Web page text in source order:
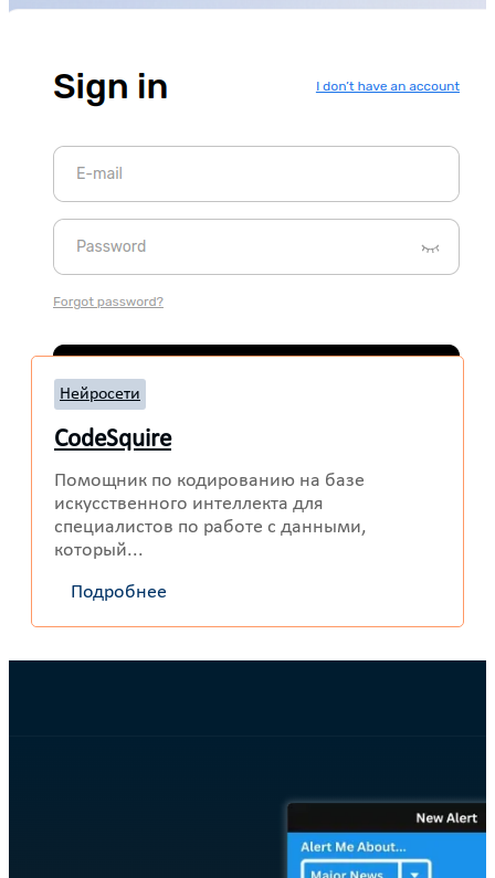
Нейросети
CodeSquire
Помощник по кодированию на базе
искусственного интеллекта для
специалистов по работе с данными,
который...
Подробнее